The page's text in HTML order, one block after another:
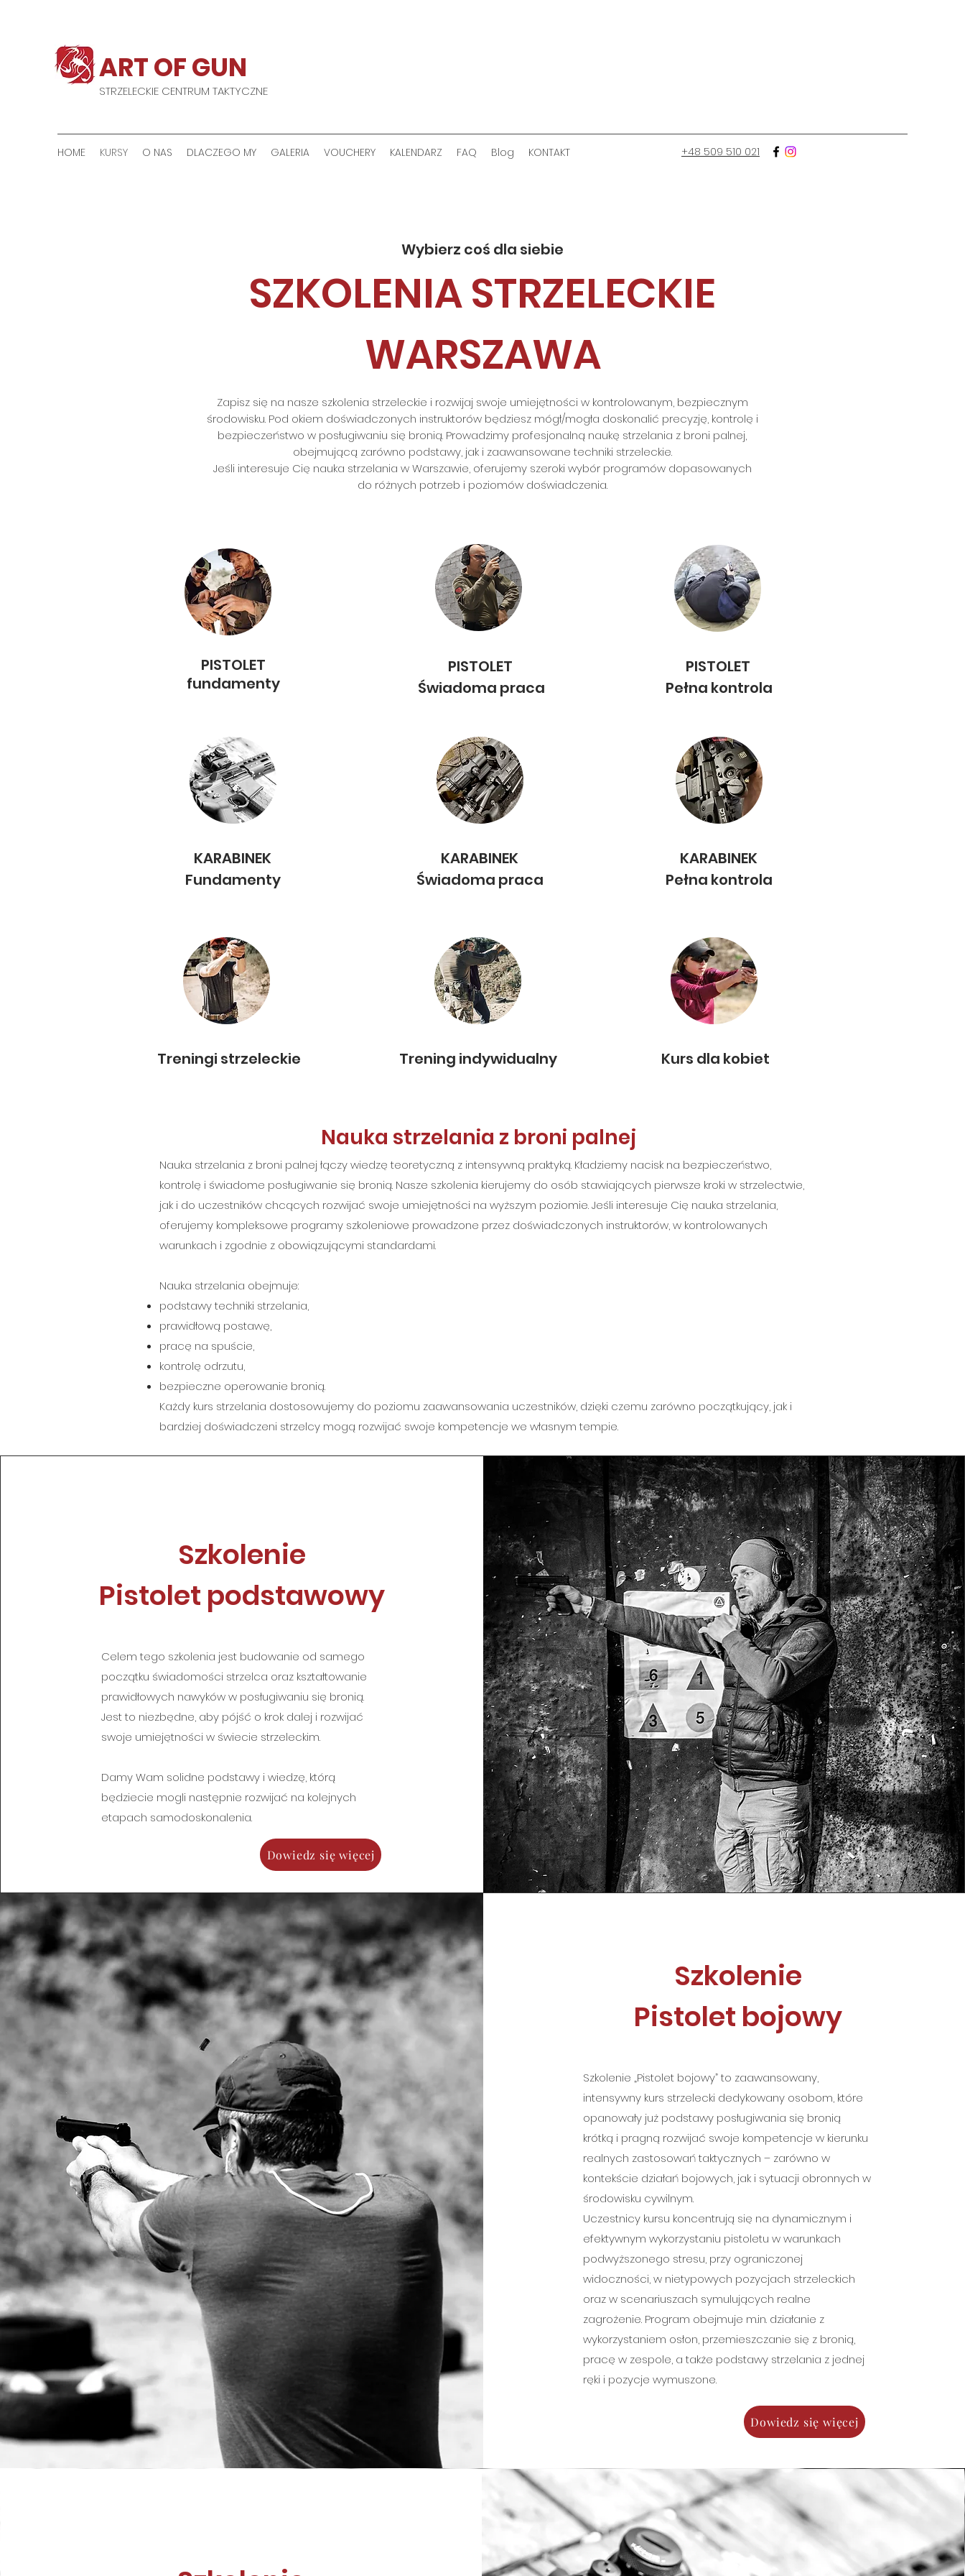
ART OF GUN
STRZELECKIE CENTRUM TAKTYCZNE
HOME KURSY O NAS DLACZEGO MY GALERIA VOUCHERY KALENDARZ FAQ Blog KONTAKT +48 509 510 021
Wybierz coś dla siebie
SZKOLENIA STRZELECKIE
WARSZAWA
Zapisz się na nasze szkolenia strzeleckie i rozwijaj swoje umiejętności w kontrolowanym, bezpiecznym
środowisku. Pod okiem doświadczonych instruktorów będziesz mógł/mogła doskonalić precyzję, kontrolę i
bezpieczeństwo w posługiwaniu się bronią. Prowadzimy profesjonalną naukę strzelania z broni palnej,
obejmującą zarówno podstawy, jak i zaawansowane techniki strzeleckie.
Jeśli interesuje Cię nauka strzelania w Warszawie, oferujemy szeroki wybór programów dopasowanych
do różnych potrzeb i poziomów doświadczenia.
PISTOLET
fundamenty
KARABINEK
Fundamenty
Treningi strzeleckie
PISTOLET
Świadoma praca
KARABINEK
Świadoma praca
Trening indywidualny
PISTOLET
Pełna kontrola
KARABINEK
Pełna kontrola
Kurs dla kobiet
Nauka strzelania z broni palnej
Nauka strzelania z broni palnej łączy wiedzę teoretyczną z intensywną praktyką. Kładziemy nacisk na bezpieczeństwo,
kontrolę i świadome posługiwanie się bronią. Nasze szkolenia kierujemy do osób stawiających pierwsze kroki w strzelectwie,
jak i do uczestników chcących rozwijać swoje umiejętności na wyższym poziomie. Jeśli interesuje Cię nauka strzelania,
oferujemy kompleksowe programy szkoleniowe prowadzone przez doświadczonych instruktorów, w kontrolowanych
warunkach i zgodnie z obowiązującymi standardami.
Nauka strzelania obejmuje:
podstawy techniki strzelania,
prawidłową postawę,
pracę na spuście,
kontrolę odrzutu,
bezpieczne operowanie bronią.
Każdy kurs strzelania dostosowujemy do poziomu zaawansowania uczestników, dzięki czemu zarówno początkujący, jak i
bardziej doświadczeni strzelcy mogą rozwijać swoje kompetencje we własnym tempie.
Szkolenie
Pistolet podstawowy
Celem tego szkolenia jest budowanie od samego
początku świadomości strzelca oraz kształtowanie
prawidłowych nawyków w posługiwaniu się bronią.
Jest to niezbędne, aby pójść o krok dalej i rozwijać
swoje umiejętności w świecie strzeleckim.
Damy Wam solidne podstawy i wiedzę, którą
będziecie mogli następnie rozwijać na kolejnych
etapach samodoskonalenia.
Dowiedz się więcej
Szkolenie
Pistolet bojowy
Szkolenie „Pistolet bojowy” to zaawansowany,
intensywny kurs strzelecki dedykowany osobom, które
opanowały już podstawy posługiwania się bronią
krótką i pragną rozwijać swoje kompetencje w kierunku
realnych zastosowań taktycznych – zarówno w
kontekście działań bojowych, jak i sytuacji obronnych w
środowisku cywilnym.
Uczestnicy kursu koncentrują się na dynamicznym i
efektywnym wykorzystaniu pistoletu w warunkach
podwyższonego stresu, przy ograniczonej
widoczności, w nietypowych pozycjach strzeleckich
oraz w scenariuszach symulujących realne
zagrożenie. Program obejmuje m.in. działanie z
wykorzystaniem osłon, przemieszczanie się z bronią,
pracę w zespole, a także podstawy strzelania z jednej
ręki i pozycje wymuszone.
Dowiedz się więcej